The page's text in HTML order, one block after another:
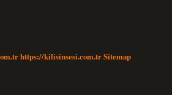
https://kilisinsesi.com.trSitemap